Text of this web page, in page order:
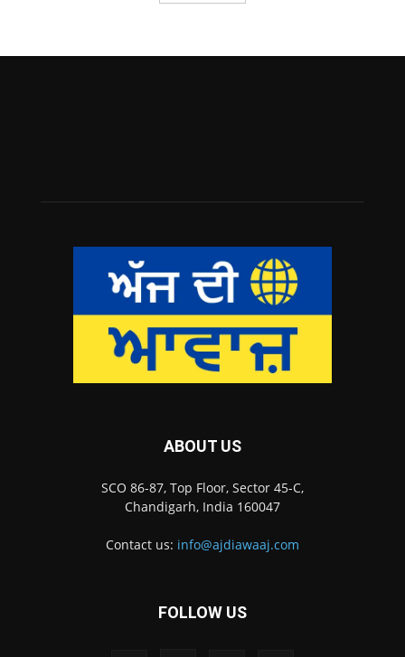
ABOUT US
SCO 86-87, Top Floor, Sector 45-C,
Chandigarh, India 160047
Contact us: info@ajdiawaaj.com
FOLLOW US